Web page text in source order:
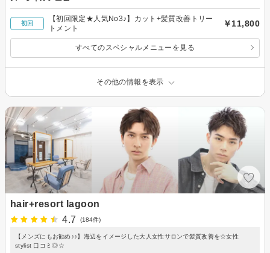
初回
【初回限定★人気No3♪】カット+髪質改善トリー
トメント
￥11,800
すべてのスペシャルメニューを見る
その他の情報を表示
hair+resort lagoon
4.7
(184件)
【メンズにもお勧め♪♪】海辺をイメージした大人女性サロンで髪質改善を☆女性
stylist 口コミ◎☆